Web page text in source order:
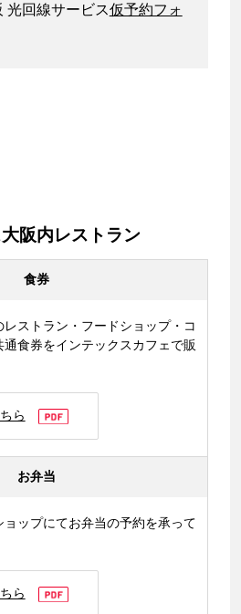
光回線サービス仮予約フォ
阪内レストラン
食券
ストラン・フードショップ・コ
食券をインテックスカフェで販
ら
お弁当
ョップにてお弁当の予約を承って
ら